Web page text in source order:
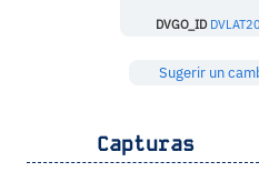
DVGO_ID
Sugerir un
Capturas